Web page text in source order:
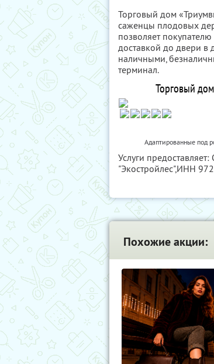
Торговый дом
саженцы плодовых
позволяет
доставкой до двери в
наличными,
терминал.
Торговый
Адаптированные под
Услуги
"Экостройлес",ИНН
Похожие акции: